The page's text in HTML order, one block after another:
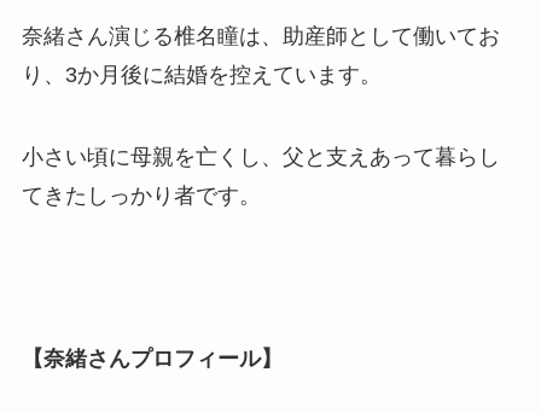
奈緒さん演じる椎名瞳は、助産師として働いてお
り、3か月後に結婚を控えています。
小さい頃に母親を亡くし、父と支えあって暮らし
てきたしっかり者です。
【奈緒さんプロフィール】